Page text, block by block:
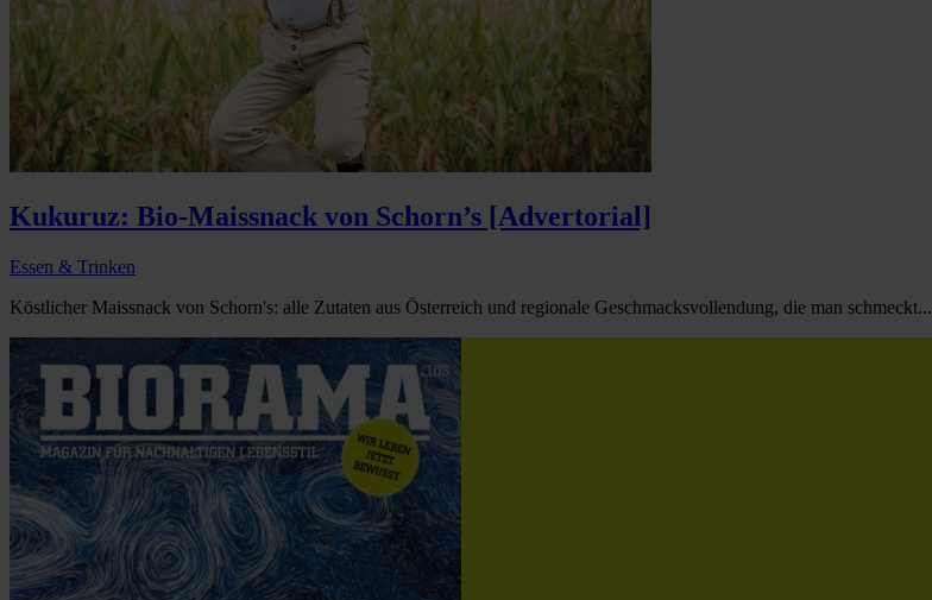
Kukuruz: Bio-Maissnack von Schorn’s [Advertorial]
Essen & Trinken
Köstlicher Maissnack von Schorn's: alle Zutaten aus Österreich und regionale Geschmacksvollendung, die man schmeckt...